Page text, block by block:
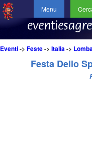
Menu
Eventi-> Feste-> Italia->
Festa Dello